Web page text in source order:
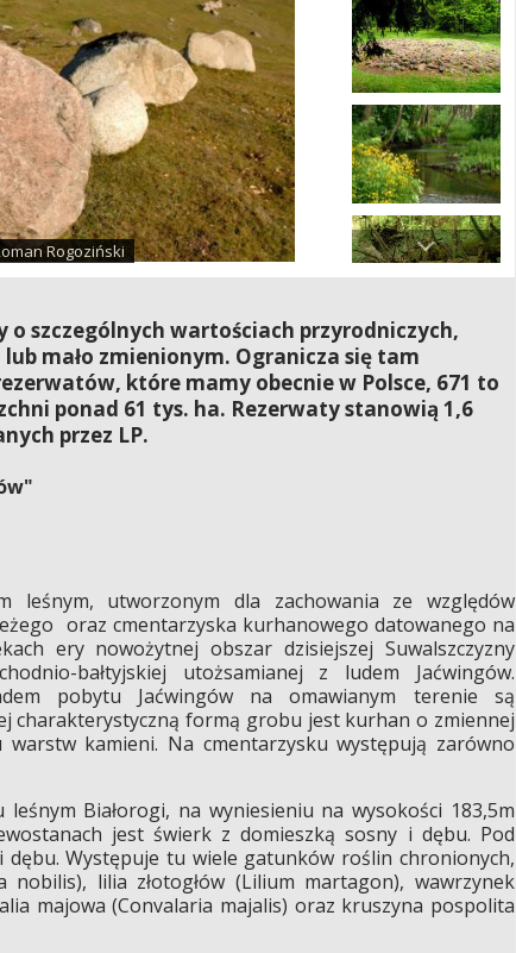
Rogoziński
o szczególnych wartościach przyrodniczych,
mało zmienionym. Ogranicza się tam
które mamy obecnie w Polsce, 671 to
ponad 61 tys. ha. Rezerwaty stanowią 1,6
przez LP.
leśnym, utworzonym dla zachowania ze względów
oraz cmentarzyska kurhanowego datowanego na
ery nowożytnej obszar dzisiejszej Suwalszczyzny
bałtyjskiej utożsamianej z ludem Jaćwingów.
pobytu Jaćwingów na omawianym terenie są
charakterystyczną formą grobu jest kurhan o zmiennej
kamieni. Na cmentarzysku występują zarówno
Białorogi, na wyniesieniu na wysokości 183,5m
jest świerk z domieszką sosny i dębu. Pod
Występuje tu wiele gatunków roślin chronionych,
nobilis), lilia złotogłów (Lilium martagon), wawrzynek
majowa (Convalaria majalis) oraz kruszyna pospolita